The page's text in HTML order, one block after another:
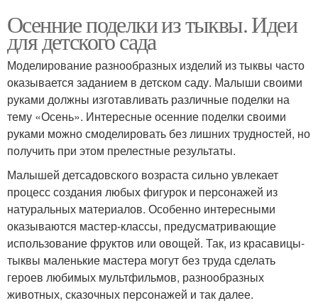
Осенние поделки из тыквы. Идеи
для детского сада
Моделирование разнообразных изделий из тыквы часто
оказывается заданием в детском саду. Малыши своими
руками должны изготавливать различные поделки на
тему «Осень». Интересные осенние поделки своими
руками можно смоделировать без лишних трудностей, но
получить при этом прелестные результаты.
Малышей детсадовского возраста сильно увлекает
процесс создания любых фигурок и персонажей из
натуральных материалов. Особенно интересными
оказываются мастер-классы, предусматривающие
использование фруктов или овощей. Так, из красавицы-
тыквы маленькие мастера могут без труда сделать
героев любимых мультфильмов, разнообразных
животных, сказочных персонажей и так далее.